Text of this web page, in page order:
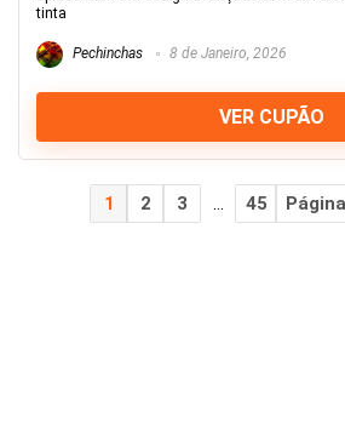
tinta
Pechinchas 8 de Janeiro, 2026
VER CUPÃO
1 2 3 45